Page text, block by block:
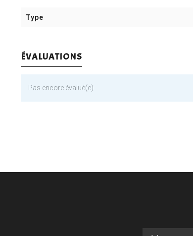
Type
ÉVALUATIONS
Pas encore évalué(e)